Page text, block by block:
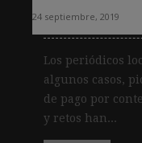
24 septiembre, 2019
Los periódicos
algunos casos,
de pago por
y retos han...